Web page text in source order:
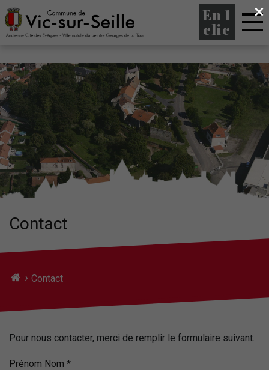
En 1
clic
Contact
› Contact
Pour nous contacter, merci de remplir le formulaire suivant.
Prénom Nom *
×